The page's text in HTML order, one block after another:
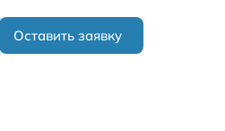
Оставить заявку